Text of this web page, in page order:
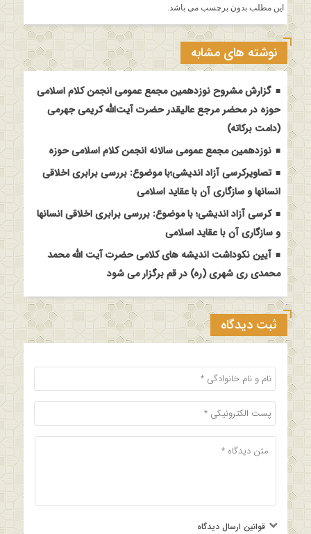
این مطلب بدون برچسب می باشد.
نوشته های مشابه
گزارش مشروح نوزدهمین مجمع عمومی انجمن کلام اسلامی
حوزه در محضر مرجع عالیقدر حضرت آیت‌الله کریمی جهرمی
(دامت برکاته)
نوزدهمین مجمع عمومی سالانه انجمن کلام اسلامی حوزه
تصاویرکرسی آزاد اندیشی؛با موضوع: بررسی برابری اخلاقی
انسانها و سازگاری آن با عقاید اسلامی
کرسی آزاد اندیشی؛ با موضوع: بررسی برابری اخلاقی انسانها
و سازگاری آن با عقاید اسلامی
آیین نکوداشت اندیشه های کلامی حضرت آیت الله محمد
محمدی ری شهری (ره) در قم برگزار می شود
ثبت دیدگاه
قوانین ارسال دیدگاه